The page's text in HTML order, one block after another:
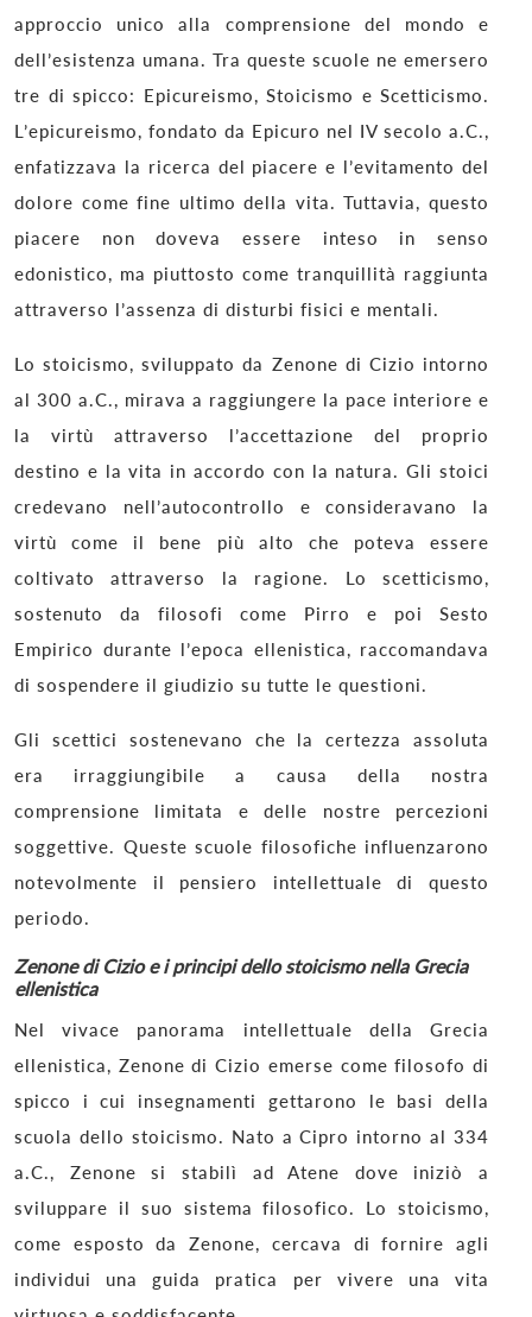
approccio unico alla comprensione del mondo e
dell’esistenza umana. Tra queste scuole ne emersero
tre di spicco: Epicureismo, Stoicismo e Scetticismo.
L’epicureismo, fondato da Epicuro nel IV secolo a.C.,
enfatizzava la ricerca del piacere e l’evitamento del
dolore come fine ultimo della vita. Tuttavia, questo
piacere non doveva essere inteso in senso
edonistico, ma piuttosto come tranquillità raggiunta
attraverso l’assenza di disturbi fisici e mentali.
Lo stoicismo, sviluppato da Zenone di Cizio intorno
al 300 a.C., mirava a raggiungere la pace interiore e
la virtù attraverso l’accettazione del proprio
destino e la vita in accordo con la natura. Gli stoici
credevano nell’autocontrollo e consideravano la
virtù come il bene più alto che poteva essere
coltivato attraverso la ragione. Lo scetticismo,
sostenuto da filosofi come Pirro e poi Sesto
Empirico durante l’epoca ellenistica, raccomandava
di sospendere il giudizio su tutte le questioni.
Gli scettici sostenevano che la certezza assoluta
era irraggiungibile a causa della nostra
comprensione limitata e delle nostre percezioni
soggettive. Queste scuole filosofiche influenzarono
notevolmente il pensiero intellettuale di questo
periodo.
Zenone di Cizio e i principi dello stoicismo nella Grecia
ellenistica
Nel vivace panorama intellettuale della Grecia
ellenistica, Zenone di Cizio emerse come filosofo di
spicco i cui insegnamenti gettarono le basi della
scuola dello stoicismo. Nato a Cipro intorno al 334
a.C., Zenone si stabilì ad Atene dove iniziò a
sviluppare il suo sistema filosofico. Lo stoicismo,
come esposto da Zenone, cercava di fornire agli
individui una guida pratica per vivere una vita